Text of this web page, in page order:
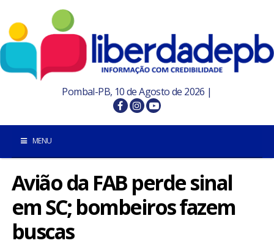
Pombal-PB, 10 de Agosto de 2026 |
MENU
INÍCIO
POMBAL E REGIÃO
Avião da FAB perde sinal
em SC; bombeiros fazem
buscas